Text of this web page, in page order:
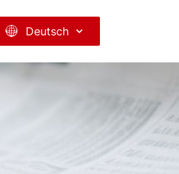
Deutsch